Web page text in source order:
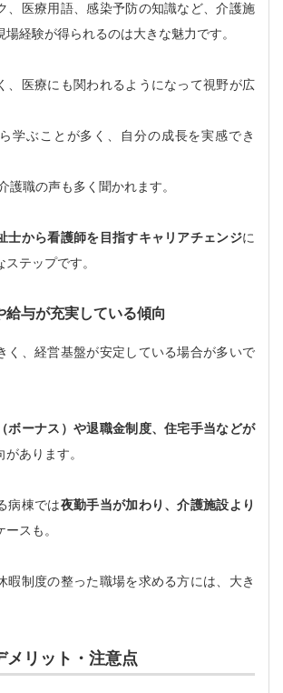
、医療用語、感染予防の知識など、介護施
経験が得られるのは大きな魅力です。
、医療にも関われるようになって視野が広
学ぶことが多く、自分の成長を実感でき
職の声も多く聞かれます。
士から看護師を目指すキャリアチェンジに
テップです。
与が充実している傾向
く、経営基盤が安定している場合が多いで
ボーナス）や退職金制度、住宅手当などが
があります。
病棟では夜勤手当が加わり、介護施設より
ースも。
暇制度の整った職場を求める方には、大き
メリット・注意点